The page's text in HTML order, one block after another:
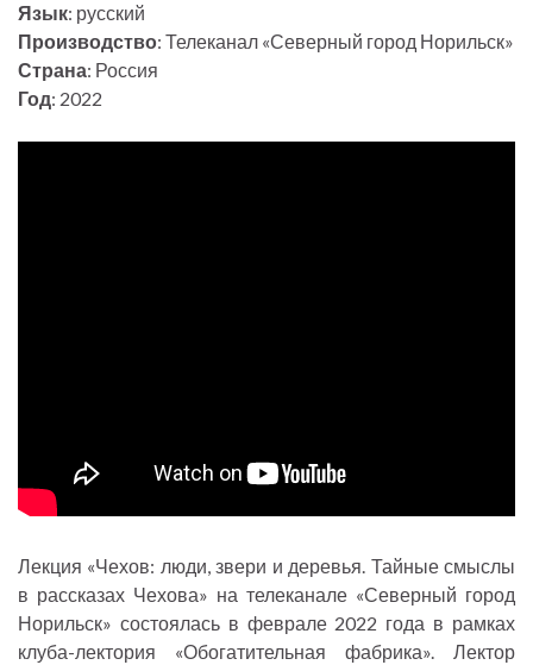
Язык: русский
Производство: Телеканал «Северный город Норильск»
Страна: Россия
Год: 2022
Лекция «Чехов: люди, звери и деревья. Тайные смыслы
в рассказах Чехова» на телеканале «Северный город
Норильск» состоялась в феврале 2022 года в рамках
клуба-лектория «Обогатительная фабрика». Лектор